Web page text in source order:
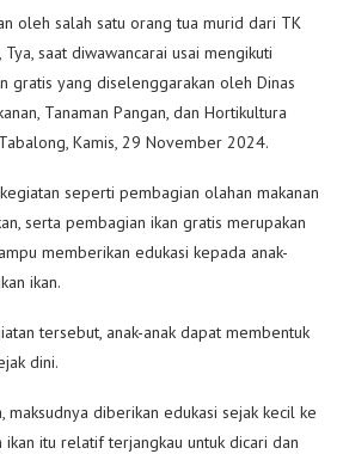
oleh salah satu orang tua murid dari TK
saat diwawancarai usai mengikuti
gratis yang diselenggarakan oleh Dinas
Tanaman Pangan, dan Hortikultura
Kamis, 29 November 2024.
seperti pembagian olahan makanan
serta pembagian ikan gratis merupakan
memberikan edukasi kepada anak-
ikan.
tersebut, anak-anak dapat membentuk
dini.
maksudnya diberikan edukasi sejak kecil ke
ikan itu relatif terjangkau untuk dicari dan